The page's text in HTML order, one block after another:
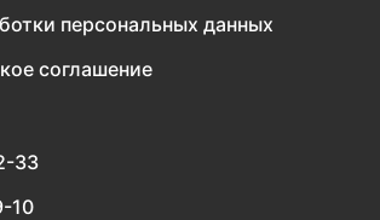
персональных данных
соглашение
33
10